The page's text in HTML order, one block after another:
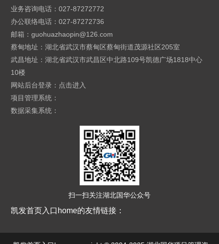
业务咨询电话：027-87272772
办公联络电话：027-87272736
邮箱：guohuazhaopin@126.com
蔡甸地址：湖北省武汉市蔡甸区蔡甸街道茂源社区205室
武昌地址：湖北省武汉市武昌区中北路109号凯德广场1818中心
10楼
网站后台登录： 点击进入
项目管理系统：
数据采集系统：
扫一扫关注湖北国华公众号
凯发首页入口home的友情链接：